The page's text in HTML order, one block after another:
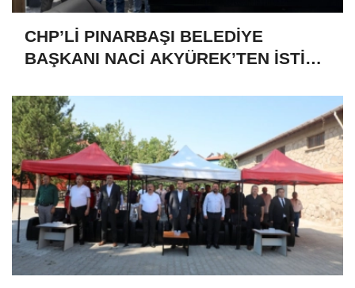
CHP’Lİ PINARBAŞI BELEDİYE
BAŞKANI NACİ AKYÜREK’TEN İSTİFA